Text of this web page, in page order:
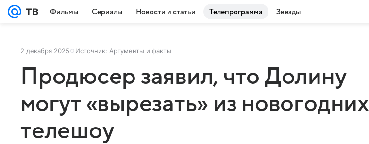
Фильмы Сериалы Новости и статьи Телепрограмма Звезды
2 декабря 2025 Источник: Аргументы и факты
Продюсер заявил, что Долину
могут «вырезать» из новогодних
телешоу